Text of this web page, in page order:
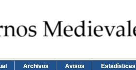
Archivos Avisos Estadísticas